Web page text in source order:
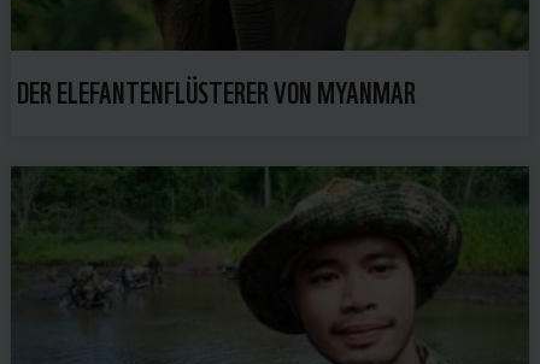
DER ELEFANTENFLÜSTERER VON MYANMAR